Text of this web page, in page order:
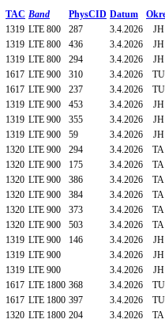
TAC Band PhysCID Datum
1319 LTE 800 287 3.4.2026
JH
1319 LTE 800 436 3.4.2026
JH
1319 LTE 800 294 3.4.2026
JH
1617 LTE 900 310 3.4.2026
TU
1617 LTE 900 237 3.4.2026
TU
1319 LTE 900 453 3.4.2026
JH
1319 LTE 900 355 3.4.2026
JH
1319 LTE 900 59 3.4.2026
JH
1320 LTE 900 294 3.4.2026
TA
1320 LTE 900 175 3.4.2026
TA
1320 LTE 900 386 3.4.2026
TA
1320 LTE 900 384 3.4.2026
TA
1320 LTE 900 373 3.4.2026
TA
1320 LTE 900 503 3.4.2026
TA
1319 LTE 900 146 3.4.2026
JH
1319 LTE 900 3.4.2026
JH
1319 LTE 900 3.4.2026
JH
1617 LTE 1800 368 3.4.2026
TU
1617 LTE 1800 397 3.4.2026
TU
1320 LTE 1800 204 3.4.2026
TA